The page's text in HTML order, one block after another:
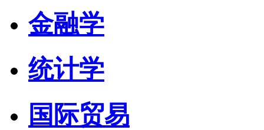
金融学
统计学
国际贸易